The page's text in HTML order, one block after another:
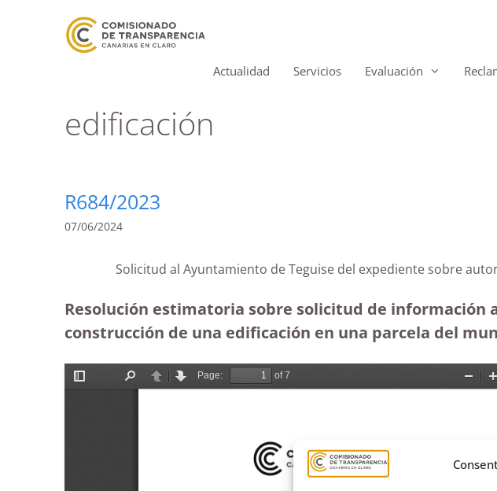
Actualidad Servicios Evaluación
edificación
R684/2023
07/06/2024
Solicitud al Ayuntamiento de Teguise del expediente
Resolución estimatoria sobre solicitud de
construcción de una edificación en una parcela del